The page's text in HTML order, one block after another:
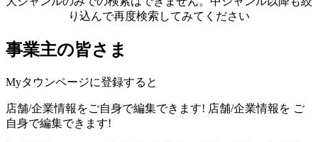
り込んで再度検索してみてください
事業主の皆さま
Myタウンページに登録すると
店舗/企業情報をご自身で編集できます! 店舗/企業情報を ご
自身で編集できます!